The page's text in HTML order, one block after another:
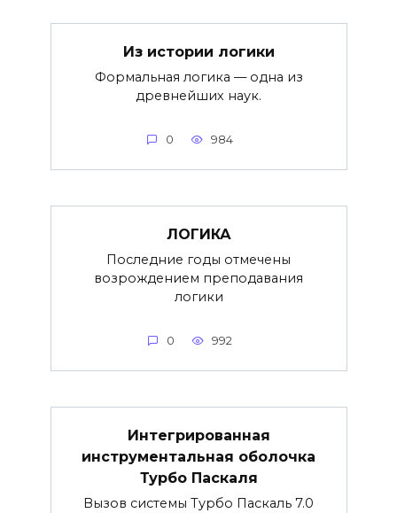
Из истории логики
Формальная логика — одна из
древнейших наук.
0 984
ЛОГИКА
Последние годы отмечены
возрождением преподавания
логики
0 992
Интегрированная
инструментальная оболочка
Турбо Паскаля
Вызов системы Турбо Паскаль 7.0